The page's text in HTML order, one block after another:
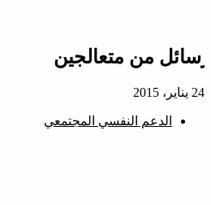
رسائل من متعالجين
24 يناير، 2015
الدعم النفسي المجتمعي